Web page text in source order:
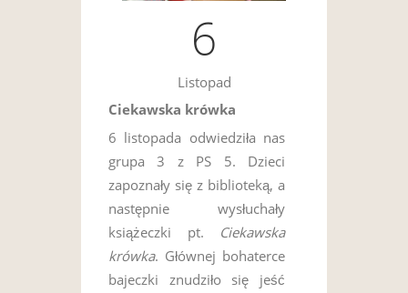
6
Listopad
Ciekawska krówka
6 listopada odwiedziła nas
grupa 3 z PS 5. Dzieci
zapoznały się z biblioteką, a
następnie wysłuchały
książeczki pt. Ciekawska
krówka. Głównej bohaterce
bajeczki znudziło się jeść